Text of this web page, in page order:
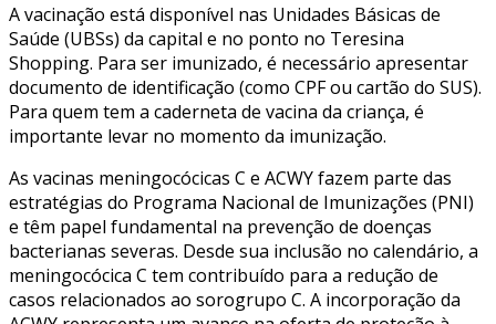
A vacinação está disponível nas Unidades Básicas de
Saúde (UBSs) da capital e no ponto no Teresina
Shopping. Para ser imunizado, é necessário apresentar
documento de identificação (como CPF ou cartão do SUS).
Para quem tem a caderneta de vacina da criança, é
importante levar no momento da imunização.
As vacinas meningocócicas C e ACWY fazem parte das
estratégias do Programa Nacional de Imunizações (PNI)
e têm papel fundamental na prevenção de doenças
bacterianas severas. Desde sua inclusão no calendário, a
meningocócica C tem contribuído para a redução de
casos relacionados ao sorogrupo C. A incorporação da